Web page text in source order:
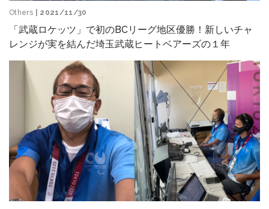
Others | 2021/11/30
「武蔵ロケッツ」で初のBCリーグ地区優勝！新しいチャ
レンジが実を結んだ埼玉武蔵ヒートベアーズの１年